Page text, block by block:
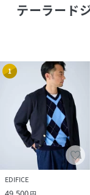
テーラード
1
EDIFICE